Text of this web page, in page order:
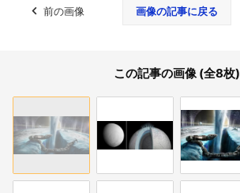
前の画像 画像の記事に戻る
この記事の画像 (全8枚)